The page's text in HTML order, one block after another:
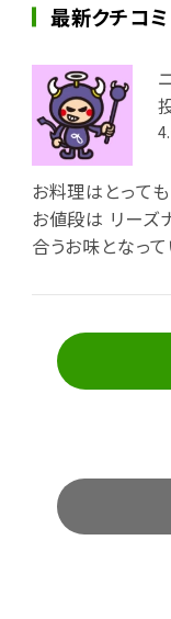
最新クチコミ
お料理はとって
お値段は リーズ
合うお味となっ